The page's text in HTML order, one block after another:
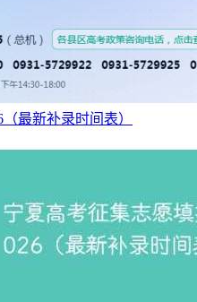
最新补录时间表）